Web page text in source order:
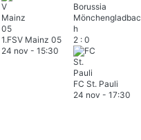
1.FSV Mainz 05
24 nov - 15:30
Borussia
Mönchengladbac
h
2 : 0
FC St. Pauli
24 nov - 17:30